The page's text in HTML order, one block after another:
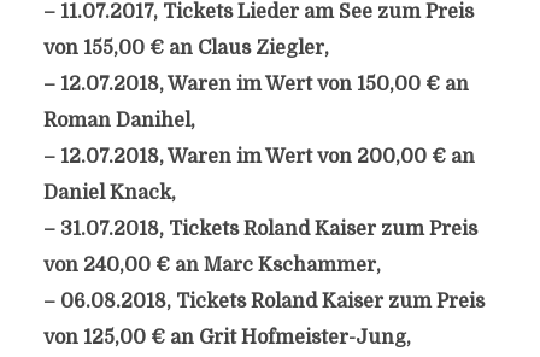
– 11.07.2017, Tickets Lieder am See zum Preis
von 155,00 € an Claus Ziegler,
– 12.07.2018, Waren im Wert von 150,00 € an
Roman Danihel,
– 12.07.2018, Waren im Wert von 200,00 € an
Daniel Knack,
– 31.07.2018, Tickets Roland Kaiser zum Preis
von 240,00 € an Marc Kschammer,
– 06.08.2018, Tickets Roland Kaiser zum Preis
von 125,00 € an Grit Hofmeister-Jung,